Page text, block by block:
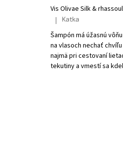
Vis Olivae Silk &
The product rating is 5
| Katka
Šampón má úžasnú
na vlasoch nechať
najmä pri cestovaní
tekutiny a vmestí sa